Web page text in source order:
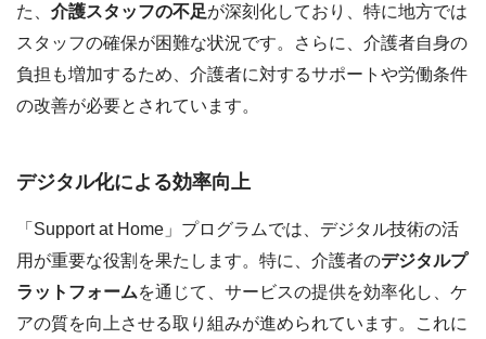
た、 介護スタッフの不足が深刻化しており、特に地方では
スタッフの確保が困難な状況です。さらに、介護者自身の
負担も増加するため、介護者に対するサポートや労働条件
の改善が必要とされています。
デジタル化による効率向上
「Support at Home」プログラムでは、デジタル技術の活
用が重要な役割を果たします。特に、介護者のデジタルプ
ラットフォームを通じて、サービスの提供を効率化し、ケ
アの質を向上させる取り組みが進められています。これに